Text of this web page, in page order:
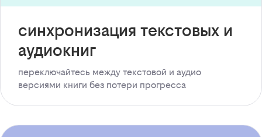
синхронизация текстовых и
аудиокниг
переключайтесь между текстовой и аудио
версиями книги без потери прогресса